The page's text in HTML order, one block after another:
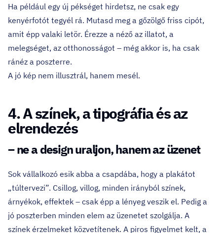
Ha például egy új pékséget hirdetsz, ne csak egy
kenyérfotót tegyél rá. Mutasd meg a gőzölgő friss cipót,
amit épp valaki letör. Érezze a néző az illatot, a
melegséget, az otthonosságot – még akkor is, ha csak
ránéz a poszterre.
A jó kép nem illusztrál, hanem mesél.
4. A színek, a tipográfia és az
elrendezés
– ne a design uraljon, hanem az üzenet
Sok vállalkozó esik abba a csapdába, hogy a plakátot
„túltervezi”. Csillog, villog, minden irányból színek,
árnyékok, effektek – csak épp a lényeg veszik el. Pedig a
jó poszterben minden elem az üzenetet szolgálja. A
színek érzelmeket közvetítenek. A piros figyelmet kelt, a